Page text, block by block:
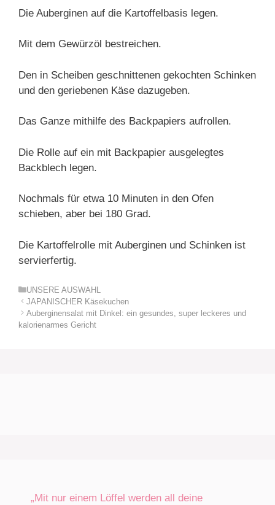
Die Auberginen auf die Kartoffelbasis legen.
Mit dem Gewürzöl bestreichen.
Den in Scheiben geschnittenen gekochten Schinken
und den geriebenen Käse dazugeben.
Das Ganze mithilfe des Backpapiers aufrollen.
Die Rolle auf ein mit Backpapier ausgelegtes
Backblech legen.
Nochmals für etwa 10 Minuten in den Ofen
schieben, aber bei 180 Grad.
Die Kartoffelrolle mit Auberginen und Schinken ist
servierfertig.
Kategorien
UNSERE AUSWAHL
JAPANISCHER Käsekuchen
Auberginensalat mit Dinkel: ein gesundes, super leckeres und
kalorienarmes Gericht
„Mit nur einem Löffel werden all deine